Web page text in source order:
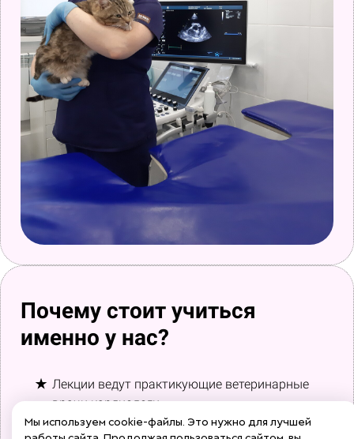
Почему стоит учиться
именно у нас?
Лекции ведут практикующие ветеринарные
врачи кардиологи
Самый удобный спосо б обучения - ОНЛАЙН.
Мы используем cookie-файлы. Это нужно для лучшей